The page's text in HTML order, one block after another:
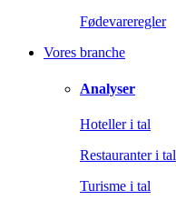
Fødevareregler
Vores branche
Analyser
Hoteller i tal
Restauranter i tal
Turisme i tal